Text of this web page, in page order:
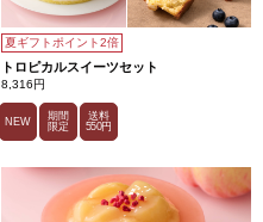
夏ギフトポイント2倍
トロピカルスイーツセット
8,316円
NEW
期間
限定
送料
550円